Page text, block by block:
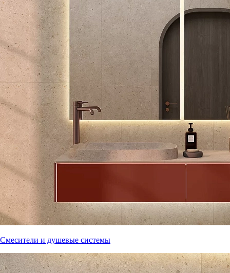
Смесители и душевые системы